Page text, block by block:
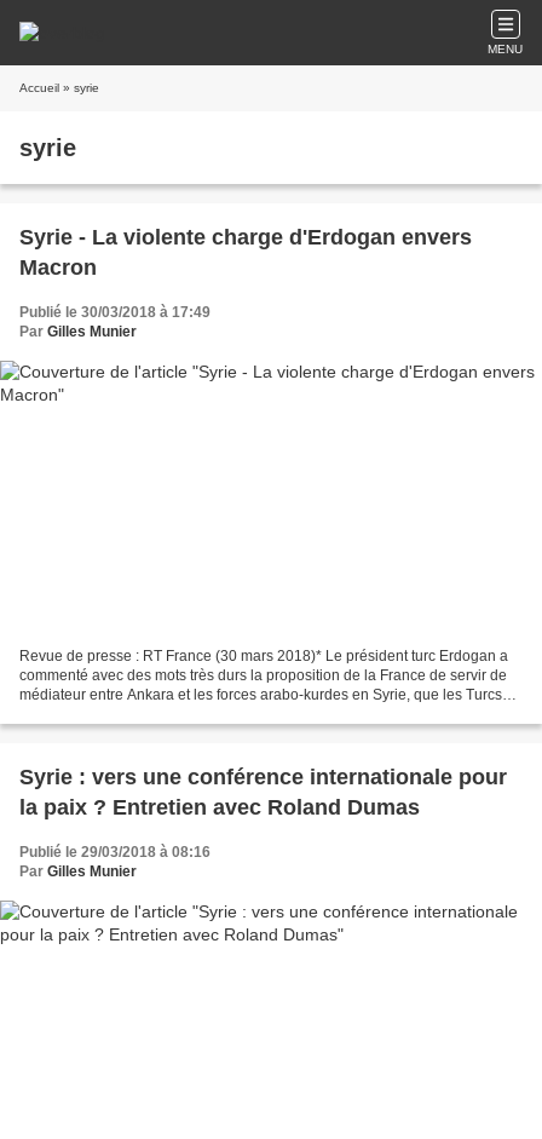
MENU
Accueil » syrie
syrie
Syrie - La violente charge d'Erdogan envers
Macron
Publié le 30/03/2018 à 17:49
Par Gilles Munier
Revue de presse : RT France (30 mars 2018)* Le président turc Erdogan a
commenté avec des mots très durs la proposition de la France de servir de
médiateur entre Ankara et les forces arabo-kurdes en Syrie, que les Turcs
Syrie : vers une conférence internationale pour
la paix ? Entretien avec Roland Dumas
Publié le 29/03/2018 à 08:16
Par Gilles Munier